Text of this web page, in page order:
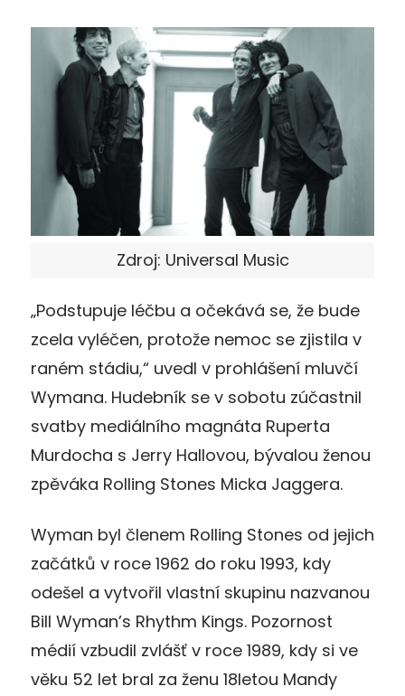
Zdroj: Universal Music
„Podstupuje léčbu a očekává se, že bude
zcela vyléčen, protože nemoc se zjistila v
raném stádiu,“ uvedl v prohlášení mluvčí
Wymana. Hudebník se v sobotu zúčastnil
svatby mediálního magnáta Ruperta
Murdocha s Jerry Hallovou, bývalou ženou
zpěváka Rolling Stones Micka Jaggera.
Wyman byl členem Rolling Stones od jejich
začátků v roce 1962 do roku 1993, kdy
odešel a vytvořil vlastní skupinu nazvanou
Bill Wyman’s Rhythm Kings. Pozornost
médií vzbudil zvlášť v roce 1989, kdy si ve
věku 52 let bral za ženu 18letou Mandy